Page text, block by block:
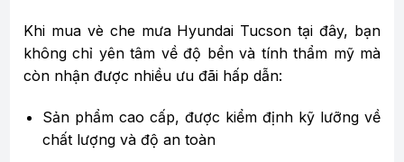
Khi mua vè che mưa Hyundai Tucson tại đây, bạn
không chỉ yên tâm về độ bền và tính thẩm mỹ mà
còn nhận được nhiều ưu đãi hấp dẫn:
Sản phẩm cao cấp, được kiểm định kỹ lưỡng về
chất lượng và độ an toàn